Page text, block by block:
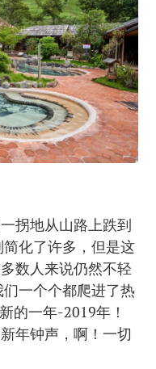
拐地从山路上跌到
化了许多，但是这
数人来说仍然不轻
一个个都爬进了热
的一年-2019年！
年钟声，啊！一切